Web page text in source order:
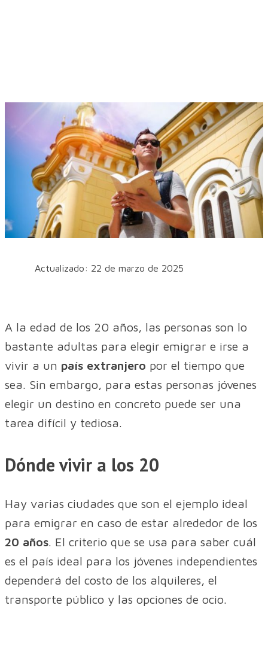
Actualizado: 22 de marzo de 2025
A la edad de los 20 años, las personas son lo
bastante adultas para elegir emigrar e irse a
vivir a un país extranjero por el tiempo que
sea. Sin embargo, para estas personas jóvenes
elegir un destino en concreto puede ser una
tarea difícil y tediosa.
Dónde vivir a los 20
Hay varias ciudades que son el ejemplo ideal
para emigrar en caso de estar alrededor de los
20 años. El criterio que se usa para saber cuál
es el país ideal para los jóvenes independientes
dependerá del costo de los alquileres, el
transporte público y las opciones de ocio.